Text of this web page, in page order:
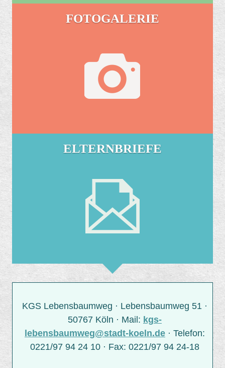
FOTOGALERIE
ELTERNBRIEFE
KGS Lebensbaumweg · Lebensbaumweg 51 ·
50767 Köln · Mail: kgs-
lebensbaumweg@stadt-koeln.de· Telefon:
0221/97 94 24 10 · Fax: 0221/97 94 24-18